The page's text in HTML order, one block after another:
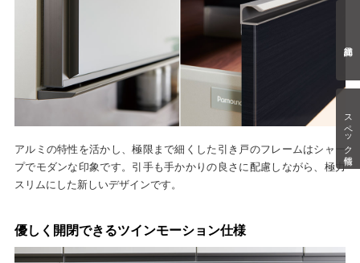
スペック情報
アルミの特性を活かし、極限まで細くした引き戸のフレームはシャー
プでモダンな印象です。引手も手かかりの良さに配慮しながら、極力
スリムにした新しいデザインです。
優しく開閉できるツインモーション仕様